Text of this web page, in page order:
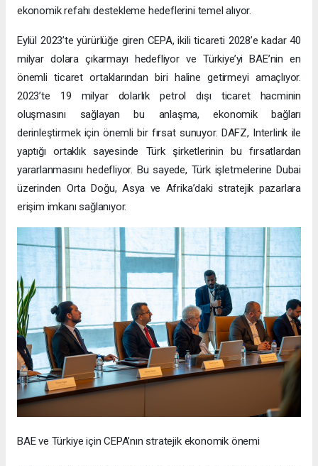
ekonomik refahı destekleme hedeflerini temel alıyor.
Eylül 2023’te yürürlüğe giren CEPA, ikili ticareti 2028’e kadar 40
milyar dolara çıkarmayı hedefliyor ve Türkiye’yi BAE’nin en
önemli ticaret ortaklarından biri haline getirmeyi amaçlıyor.
2023’te 19 milyar dolarlık petrol dışı ticaret hacminin
oluşmasını sağlayan bu anlaşma, ekonomik bağları
derinleştirmek için önemli bir fırsat sunuyor. DAFZ, Interlink ile
yaptığı ortaklık sayesinde Türk şirketlerinin bu fırsatlardan
yararlanmasını hedefliyor. Bu sayede, Türk işletmelerine Dubai
üzerinden Orta Doğu, Asya ve Afrika’daki stratejik pazarlara
erişim imkanı sağlanıyor.
BAE ve Türkiye için CEPA’nın stratejik ekonomik önemi